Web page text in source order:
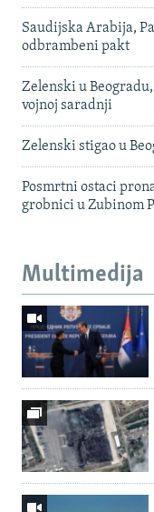
Saudijska Arabija,
odbrambeni pakt
Zelenski u
vojnoj saradnji
Zelenski stigao u
Posmrtni ostaci
grobnici u Zubinom
Multimedija